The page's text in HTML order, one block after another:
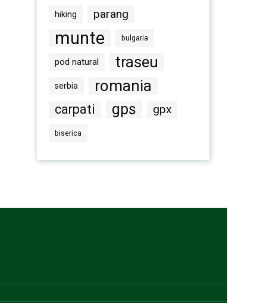
hiking parang
munte bulgaria
pod natural traseu
serbia romania
carpati gps gpx
biserica